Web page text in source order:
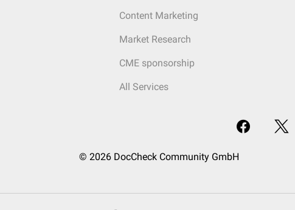
Content Marketing
Market Research
CME sponsorship
All Services
© 2026 DocCheck Community GmbH